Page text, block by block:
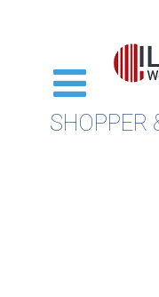
SHOPPER